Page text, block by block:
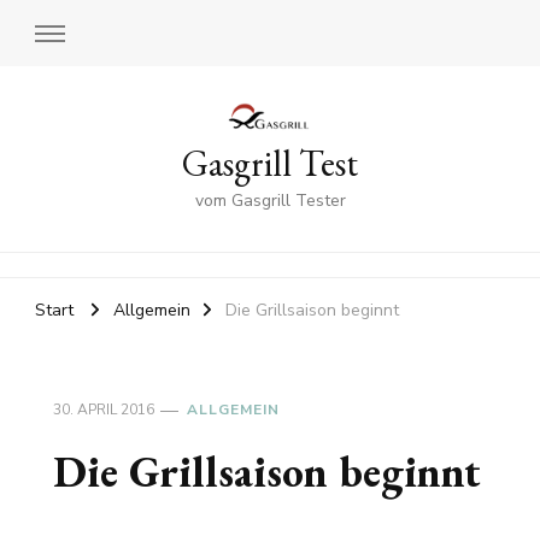
Gasgrill Test
vom Gasgrill Tester
Start Allgemein Die Grillsaison beginnt
30. APRIL 2016 ALLGEMEIN
Die Grillsaison beginnt